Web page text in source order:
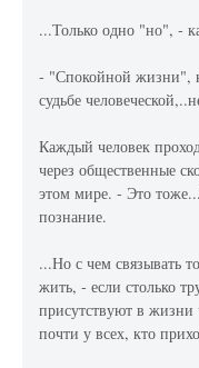
...Только одно "но", -
- "Спокойной жизни",
судьбе
Каждый человек
через общественные
этом мире. - Это
познание.
...Но с чем связывать
жить, - если столько
присутствуют в жизни
почти у всех, кто